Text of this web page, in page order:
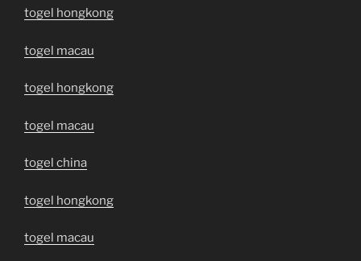
togel hongkong
togel macau
togel hongkong
togel macau
togel china
togel hongkong
togel macau